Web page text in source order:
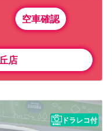
空車確認
店
ドラレコ付